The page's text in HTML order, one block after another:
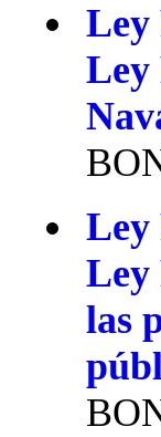
Ley
Ley
Ley
Ley
las